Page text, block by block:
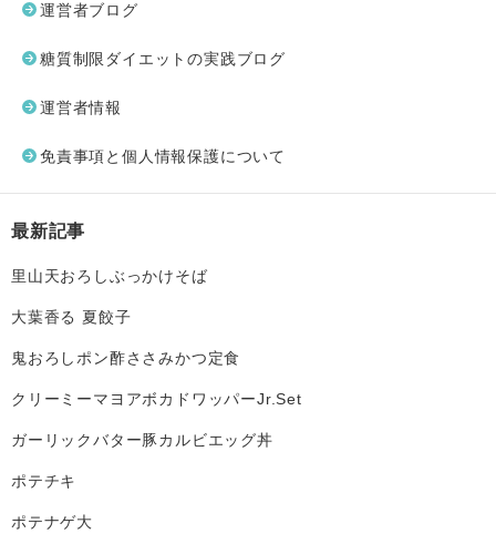
運営者ブログ
糖質制限ダイエットの実践ブログ
運営者情報
免責事項と個人情報保護について
最新記事
里山天おろしぶっかけそば
大葉香る 夏餃子
鬼おろしポン酢ささみかつ定食
クリーミーマヨアボカドワッパーJr.Set
ガーリックバター豚カルビエッグ丼
ポテチキ
ポテナゲ大